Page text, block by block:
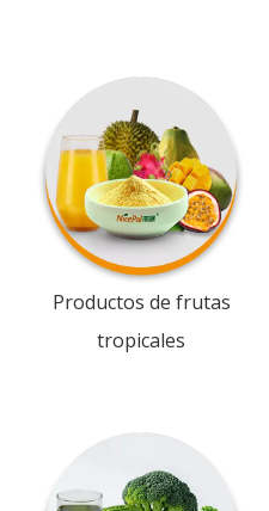
Productos de frutas
tropicales